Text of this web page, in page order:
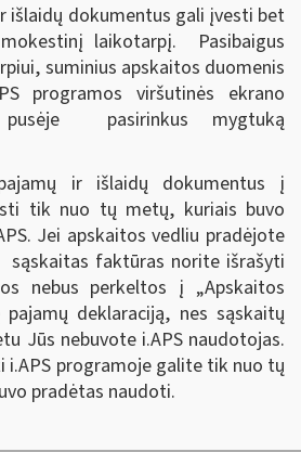
išlaidų dokumentus gali įvesti bet
laikotarpį. Pasibaigus
suminius apskaitos duomenis
programos viršutinės ekrano
pasirinkus mygtuką
ir išlaidų dokumentus į
tik nuo tų metų, kuriais buvo
Jei apskaitos vedliu pradėjote
sąskaitas faktūras norite išrašyti
nebus perkeltos į „Apskaitos
deklaraciją, nes sąskaitų
Jūs nebuvote i.APS naudotojas.
i.APS programoje galite tik nuo tų
pradėtas naudoti.